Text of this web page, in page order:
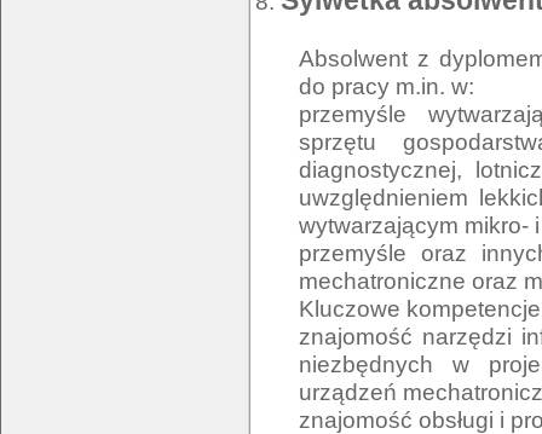
Absolwent z
do pracy m.in. w:
przemyśle
sprzętu
diagnostycznej,
uwzględnieniem
wytwarzającym mikro-
przemyśle oraz
mechatroniczne oraz
Kluczowe kompetencje
znajomość narzędzi
niezbędnych w
urządzeń
znajomość obsługi i